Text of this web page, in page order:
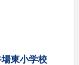
東小学校